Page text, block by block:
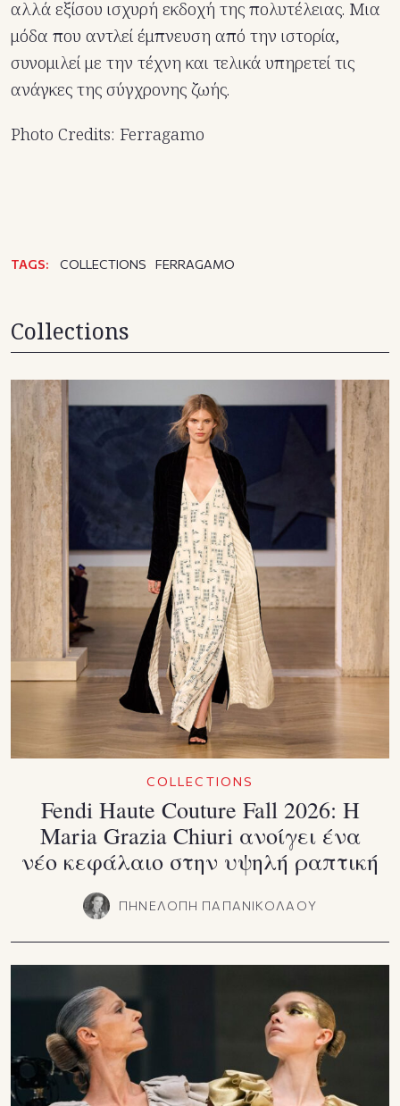
αλλά εξίσου ισχυρή εκδοχή της πολυτέλειας. Μια
μόδα που αντλεί έμπνευση από την ιστορία,
συνομιλεί με την τέχνη και τελικά υπηρετεί τις
ανάγκες της σύγχρονης ζωής.
Photo Credits: Ferragamo
TAGS: COLLECTIONS FERRAGAMO
Collections
COLLECTIONS
Fendi Haute Couture Fall 2026: Η
Maria Grazia Chiuri ανοίγει ένα
νέο κεφάλαιο στην υψηλή ραπτική
ΠΗΝΕΛΟΠΗ ΠΑΠΑΝΙΚΟΛΑΟΥ